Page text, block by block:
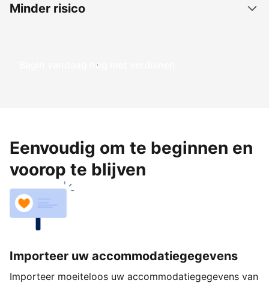
Minder risico
Begin vandaag nog met verdienen
Eenvoudig om te beginnen en
voorop te blijven
Importeer uw accommodatiegegevens
Importeer moeiteloos uw accommodatiegegevens van